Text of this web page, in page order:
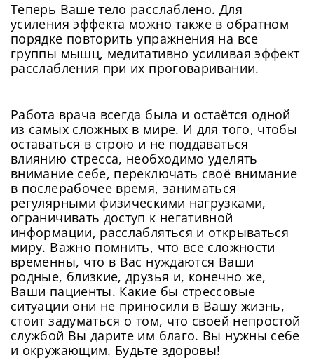
Теперь Ваше тело расслаблено. Для
усиления эффекта можно также в обратном
порядке повторить упражнения на все
группы мышц, медитативно усиливая эффект
расслабления при их проговаривании.
Работа врача всегда была и остаётся одной
из самых сложных в мире. И для того, чтобы
оставаться в строю и не поддаваться
влиянию стресса, необходимо уделять
внимание себе, переключать своё внимание
в послерабочее время, заниматься
регулярными физическими нагрузками,
ограничивать доступ к негативной
информации, расслабляться и открываться
миру. Важно помнить, что все сложности
временны, что в Вас нуждаются Ваши
родные, близкие, друзья и, конечно же,
Ваши пациенты. Какие бы стрессовые
ситуации они не приносили в Вашу жизнь,
стоит задуматься о том, что своей непростой
службой Вы дарите им благо. Вы нужны себе
и окружающим. Будьте здоровы!